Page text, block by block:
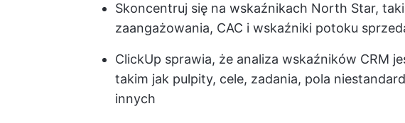
Skoncentruj się na wskaźnikach North Star,
zaangażowania, CAC i wskaźniki potoku
ClickUp sprawia, że analiza wskaźników CRM
takim jak pulpity, cele, zadania, pola
innych